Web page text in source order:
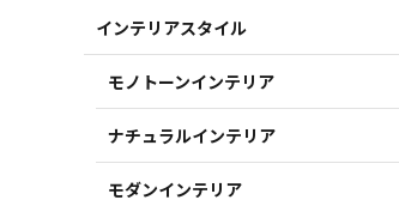
インテリアスタイル
モノトーンインテリア
ナチュラルインテリア
モダンインテリア